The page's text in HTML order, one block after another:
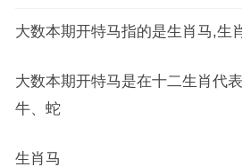
大数本期开特马指的是生肖马,生
大数本期开特马是在十二生肖代
牛、蛇
生肖马